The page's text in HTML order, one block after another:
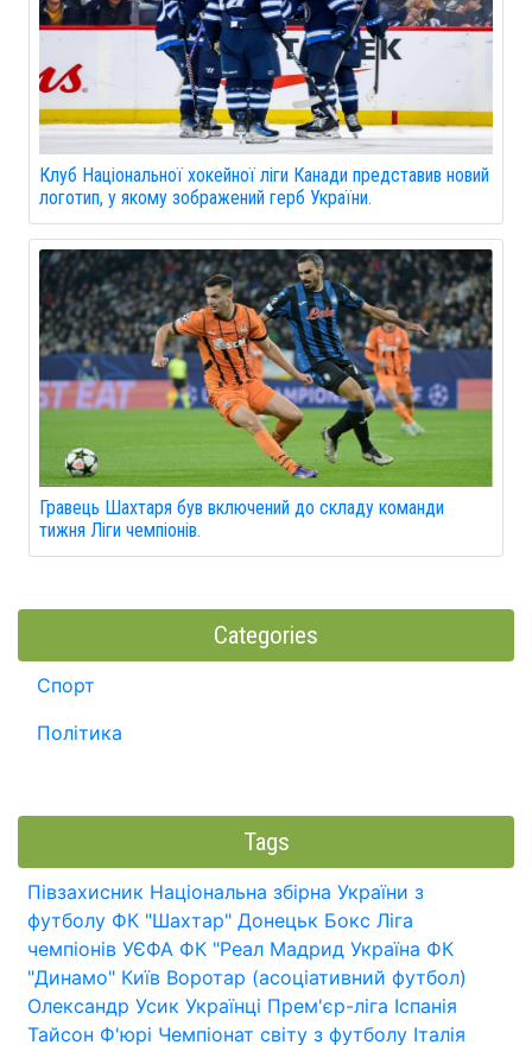
Клуб Національної хокейної ліги Канади представив новий
логотип, у якому зображений герб України.
Гравець Шахтаря був включений до складу команди
тижня Ліги чемпіонів.
Categories
Спорт
Політика
Tags
Півзахисник Національна збірна України з
футболу ФК "Шахтар" Донецьк Бокс Ліга
чемпіонів УЄФА ФК "Реал Мадрид Україна ФК
"Динамо" Київ Воротар (асоціативний футбол)
Олександр Усик Українці Прем'єр-ліга Іспанія
Тайсон Ф'юрі Чемпіонат світу з футболу Італія